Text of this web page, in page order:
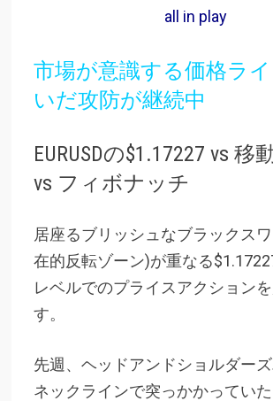
all in play
市場が意識する価格ラ
いだ攻防が継続中
EURUSDの$1.17227 vs 移
vs フィボナッチ
居座るブリッシュなブラックス
在的反転ゾーン)が重なる
レベルでのプライスアクション
す。
先週、ヘッドアンドショルダー
ネックラインで突っかかってい